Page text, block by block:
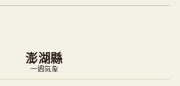
澎湖縣
一週氣象